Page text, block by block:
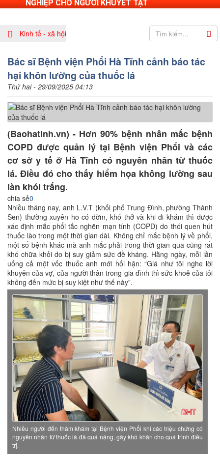
NGHIỆP CHO NGƯỜI KHUYẾT TẬT
Kinh tế - xã hội
Bác sĩ Bệnh viện Phổi Hà Tĩnh cảnh báo tác
hại khôn lường của thuốc lá
Thứ hai - 29/09/2025 04:13
(Baohatinh.vn) - Hơn 90% bệnh nhân mắc bệnh
COPD được quản lý tại Bệnh viện Phổi và các
cơ sở y tế ở Hà Tĩnh có nguyên nhân từ thuốc
lá. Điều đó cho thấy hiểm họa không lường sau
làn khói trắng.
chia sẻ0
Nhiều tháng nay, anh L.V.T (khối phố Trung Đình, phường Thành
Sen) thường xuyên ho có đờm, khó thở và khi đi khám thì được
xác định mắc phổi tắc nghẽn mạn tính (COPD) do thói quen hút
thuốc lào trong một thời gian dài. Không chỉ mắc bệnh lý về phổi,
một số bệnh khác mà anh mắc phải trong thời gian qua cũng rất
khó chữa khỏi do bị suy giảm sức đề kháng. Hằng ngày, mỗi lần
uống cả một vốc thuốc anh mới hối hận: “Giá như tôi nghe lời
khuyên của vợ, của người thân trong gia đình thì sức khoẻ của tôi
không đến mức bị suy kiệt như thế này”.
Nhiều người đến thăm khám tại Bệnh viện Phổi khi các triệu chứng có
nguyên nhân từ thuốc lá đã quá nặng, gây khó khăn cho quá trình điều
trị.